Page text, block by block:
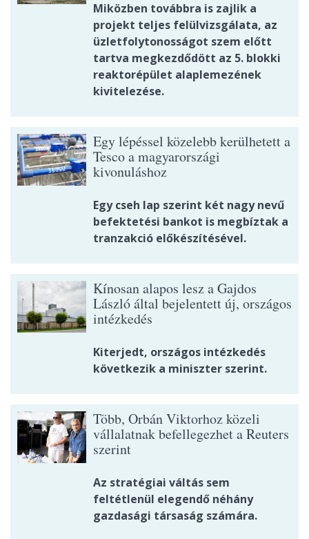
Miközben továbbra is zajlik a
projekt teljes felülvizsgálata, az
üzletfolytonosságot szem előtt
tartva megkezdődött az 5. blokki
reaktorépület alaplemezének
kivitelezése.
Egy lépéssel közelebb kerülhetett a
Tesco a magyarországi
kivonuláshoz
Egy cseh lap szerint két nagy nevű
befektetési bankot is megbíztak a
tranzakció előkészítésével.
Kínosan alapos lesz a Gajdos
László által bejelentett új, országos
intézkedés
Kiterjedt, országos intézkedés
következik a miniszter szerint.
Több, Orbán Viktorhoz közeli
vállalatnak befellegezhet a Reuters
szerint
Az stratégiai váltás sem
feltétlenül elegendő néhány
gazdasági társaság számára.